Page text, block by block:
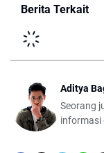
Berita Terkait
Aditya
Seorang
informasi